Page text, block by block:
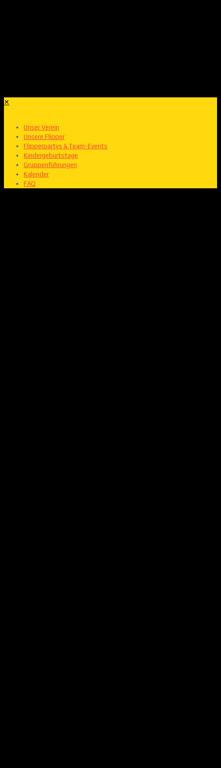
✕
Unser Verein
Unsere Flipper
Flipperpartys & Team-Events
Kindergeburtstage
Gruppenführungen
Kalender
FAQ